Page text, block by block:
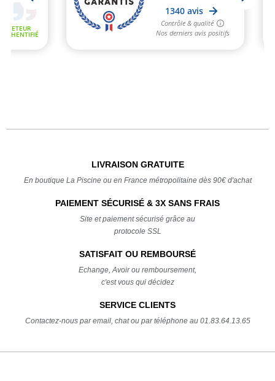
LIVRAISON GRATUITE
En boutique La Piscine ou en France métropolitaine dès 90€ d'achat
PAIEMENT SÉCURISÉ & 3X SANS FRAIS
Site et paiement sécurisé grâce au
protocole SSL
SATISFAIT OU REMBOURSÉ
Echange, Avoir ou remboursement,
c'est vous qui décidez
SERVICE CLIENTS
Contactez-nous par email, chat ou par téléphone au 01.83.64.13.65